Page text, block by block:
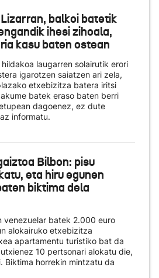
balkoi batetik
ihesi zihoala,
kasu baten ostean
laugarren solairutik erori
igarotzen saiatzen ari zela,
etxebizitza batera iritsi
batek eraso baten berri
dagoenez, ez dute
informatu.
Bilbon: pisu
eta hiru egunen
biktima dela
venezuelar batek 2.000 euro
alokairuko etxebizitza
apartamentu turistiko bat da
10 pertsonari alokatu die,
Biktima horrekin mintzatu da